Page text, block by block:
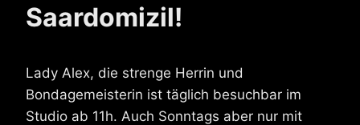
Saardomizil!
Lady Alex, die strenge Herrin und
Bondagemeisterin ist täglich besuchbar im
Studio ab 11h. Auch Sonntags aber nur mit